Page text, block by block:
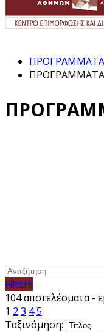
ΠΡΟΓΡΑΜΜΑΤΑ
ΠΡΟΓΡΑΜΜΑΤΑ
Filters
104 αποτελέσματα -
1 2 3 45
Ταξινόμηση: